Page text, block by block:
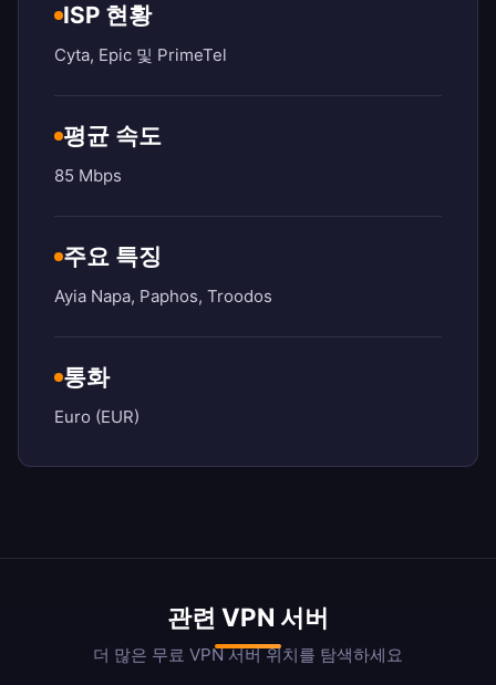
ISP 현황
Cyta, Epic 및 PrimeTel
평균 속도
85 Mbps
주요 특징
Ayia Napa, Paphos, Troodos
통화
Euro (EUR)
관련 VPN 서버
더 많은 무료 VPN 서버 위치를 탐색하세요